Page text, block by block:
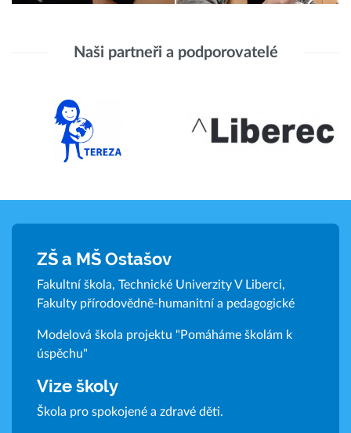
Naši partneři a podporovatelé
ZŠ a MŠ Ostašov
Fakultní škola, Technické Univerzity V Liberci,
Fakulty přírodovědně-humanitní a pedagogické
Modelová škola projektu "Pomáháme školám k
úspěchu"
Vize školy
Škola pro spokojené a zdravé děti.